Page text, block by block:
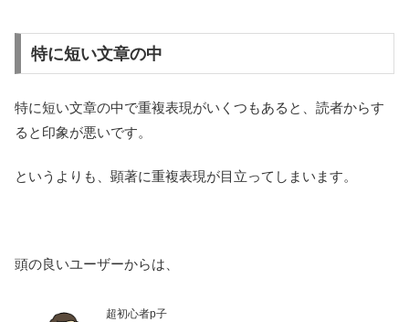
特に短い文章の中
特に短い文章の中で重複表現がいくつもあると、読者からす
ると印象が悪いです。
というよりも、顕著に重複表現が目立ってしまいます。
頭の良いユーザーからは、
超初心者p子